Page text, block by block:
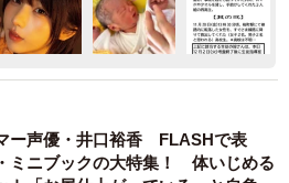
ー声優・井口裕香 FLASHで表
ミニブックの大特集！ 体いじめる